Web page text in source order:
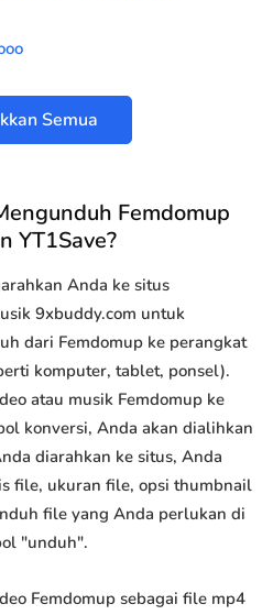
Semua
Femdomup
YT1Save?
Anda ke situs
9xbuddy.com untuk
dari Femdomup ke perangkat
komputer, tablet, ponsel).
atau musik Femdomup ke
konversi, Anda akan dialihkan
diarahkan ke situs, Anda
file, ukuran file, opsi thumbnail
file yang Anda perlukan di
"unduh".
Femdomup sebagai file mp4